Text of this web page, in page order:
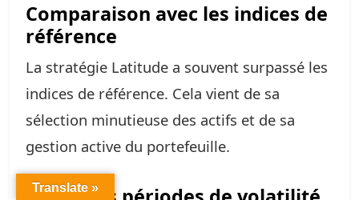
Comparaison avec les indices de
référence
La stratégie Latitude a souvent surpassé les
indices de référence. Cela vient de sa
sélection minutieuse des actifs et de sa
gestion active du portefeuille.
Translate »